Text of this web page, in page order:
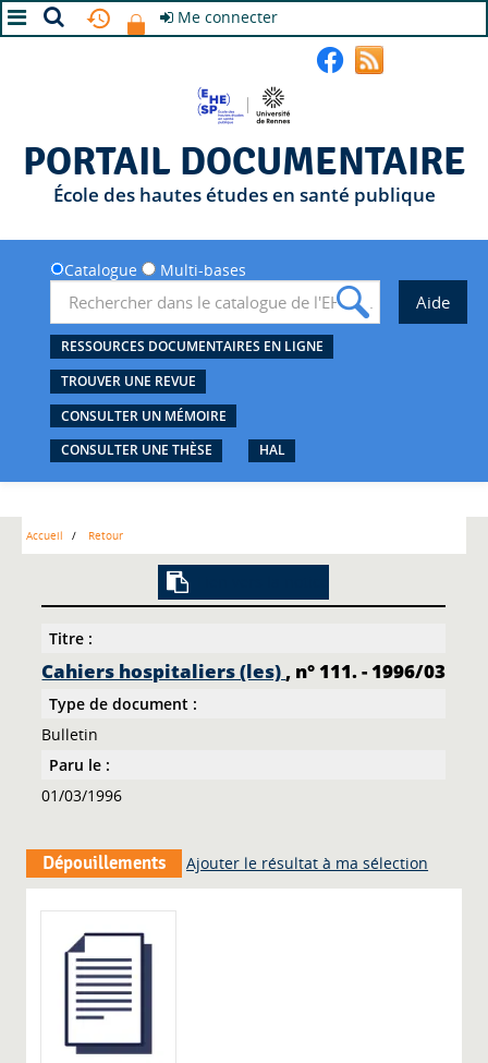
Me connecter
PORTAIL DOCUMENTAIRE
École des hautes études en santé publique
Catalogue Multi-bases
RESSOURCES DOCUMENTAIRES EN LIGNE
TROUVER UNE REVUE
CONSULTER UN MÉMOIRE
CONSULTER UNE THÈSE
HAL
Accueil Retour
Titre :
Cahiers hospitaliers (les) , n° 111. - 1996/03
Type de document :
Bulletin
Paru le :
01/03/1996
Dépouillements Ajouter le résultat à ma sélection